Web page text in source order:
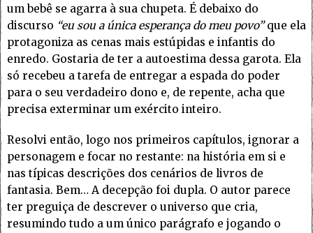
um bebê se agarra à sua chupeta. É debaixo do
discurso “eu sou a única esperança do meu povo”que ela
protagoniza as cenas mais estúpidas e infantis do
enredo. Gostaria de ter a autoestima dessa garota. Ela
só recebeu a tarefa de entregar a espada do poder
para o seu verdadeiro dono e, de repente, acha que
precisa exterminar um exército inteiro.
Resolvi então, logo nos primeiros capítulos, ignorar a
personagem e focar no restante: na história em si e
nas típicas descrições dos cenários de livros de
fantasia. Bem… A decepção foi dupla. O autor parece
ter preguiça de descrever o universo que cria,
resumindo tudo a um único parágrafo e jogando o